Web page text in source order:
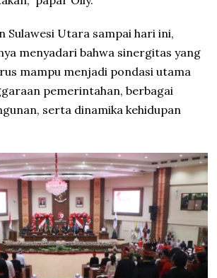
Sulawesi Utara sampai hari ini,
menyadari bahwa sinergitas yang
mampu menjadi pondasi utama
pemerintahan, berbagai
serta dinamika kehidupan